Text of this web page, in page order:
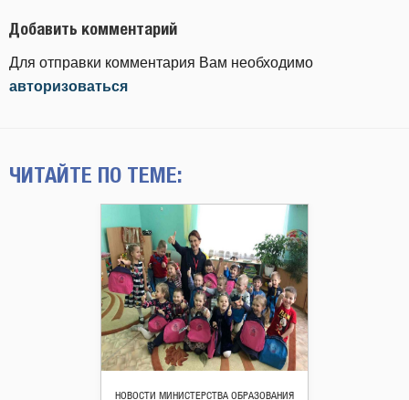
Добавить комментарий
Для отправки комментария Вам необходимо
авторизоваться
ЧИТАЙТЕ ПО ТЕМЕ:
НОВОСТИ МИНИСТЕРСТВА ОБРАЗОВАНИЯ